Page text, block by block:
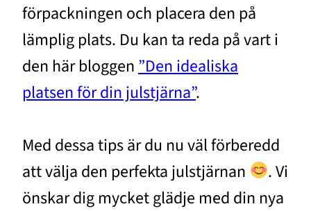
förpackningen och placera den på
lämplig plats. Du kan ta reda på vart i
den här bloggen ”Den idealiska
platsen för din julstjärna”.
Med dessa tips är du nu väl förberedd
att välja den perfekta julstjärnan
. Vi
önskar dig mycket glädje med din nya